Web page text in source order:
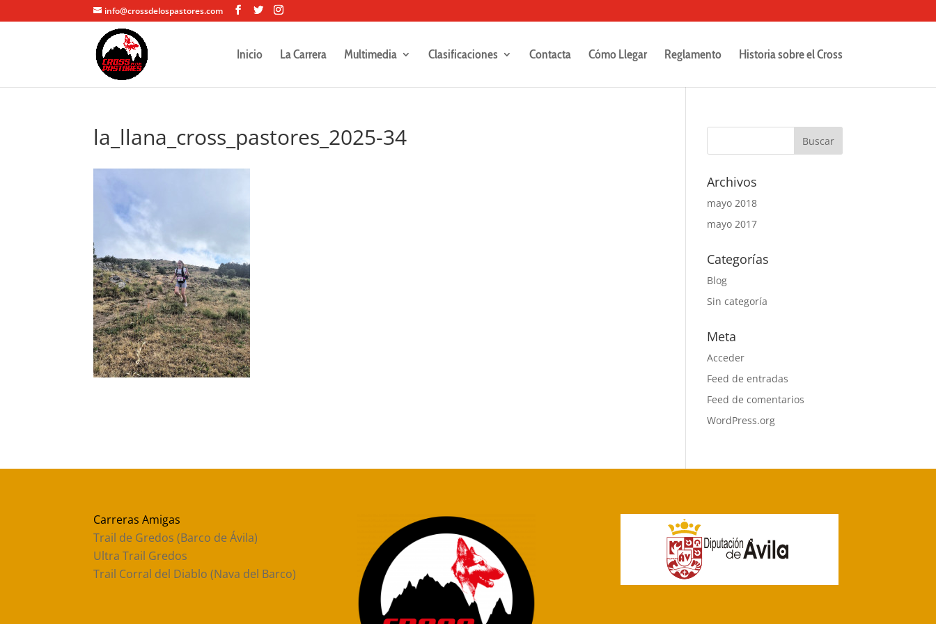
info@crossdelospastores.com
Inicio La Carrera Multimedia Clasificaciones Contacta Cómo Llegar Reglamento Historia sobre el Cross
la_llana_cross_pastores_2025-34
Archivos
mayo 2018
mayo 2017
Categorías
Blog
Sin categoría
Meta
Acceder
Feed de entradas
Feed de comentarios
WordPress.org
Carreras Amigas
Trail de Gredos (Barco de Ávila)
Ultra Trail Gredos
Trail Corral del Diablo (Nava del Barco)